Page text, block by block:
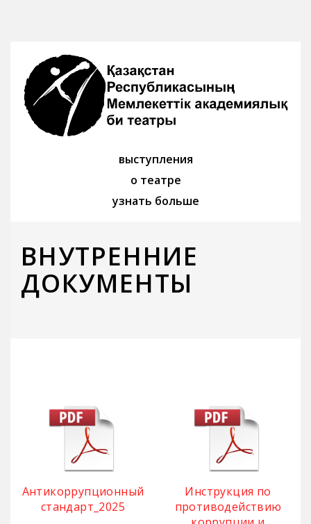
выступления
о театре
узнать больше
ВНУТРЕННИЕ
ДОКУМЕНТЫ
Антикоррупционный
стандарт_2025
Инструкция по
противодействию